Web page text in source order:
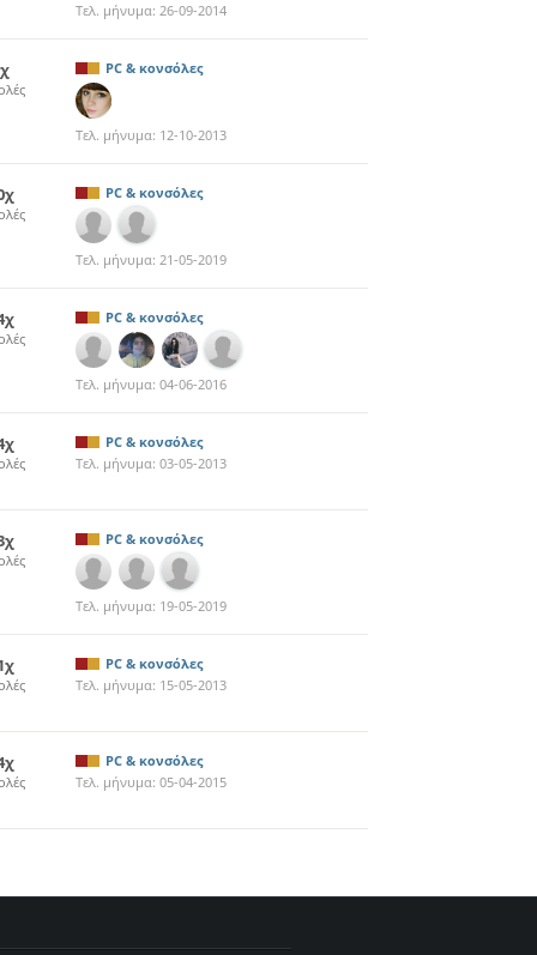
Τελ. μήνυμα: 26-09-2014
PC & κονσόλες
Τελ. μήνυμα: 12-10-2013
PC & κονσόλες
Τελ. μήνυμα: 21-05-2019
PC & κονσόλες
Τελ. μήνυμα: 04-06-2016
PC & κονσόλες
Τελ. μήνυμα: 03-05-2013
PC & κονσόλες
Τελ. μήνυμα: 19-05-2019
PC & κονσόλες
Τελ. μήνυμα: 15-05-2013
PC & κονσόλες
Τελ. μήνυμα: 05-04-2015